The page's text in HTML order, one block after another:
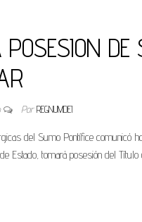
DE
Por REGNUMDEI
del Sumo Pontífice comunicó
Estado, tomará posesión del